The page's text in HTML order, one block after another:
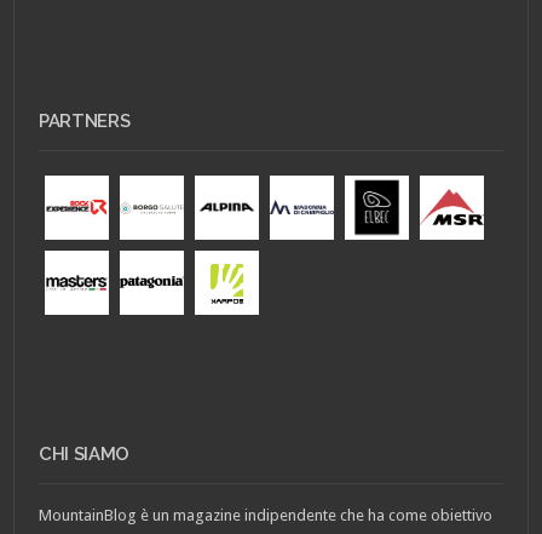
PARTNERS
CHI SIAMO
MountainBlog è un magazine indipendente che ha come obiettivo